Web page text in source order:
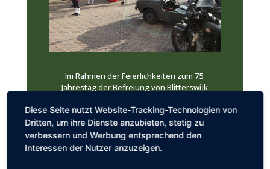
Im Rahmen der Feierlichkeiten zum 75.
Jahrestag der Befreiung von Blitterswijk
der Blitterswijker Schützen an dem Festzug
teil.
Vor 75 Jahren, im November 1944, wurden die
am linken Ufer der Maas liegenden Dörfer
Diese Seite nutzt Website-Tracking-Technologien von
Dritten, um ihre Dienste anzubieten, stetig zu
verbessern und Werbung entsprechend den
Interessen der Nutzer anzuzeigen.